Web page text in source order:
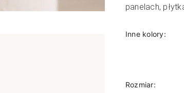
panelach,
Inne kolory:
Rozmiar: